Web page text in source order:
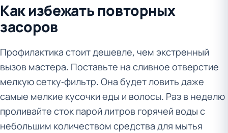
Как избежать повторных
засоров
Профилактика стоит дешевле, чем экстренный
вызов мастера. Поставьте на сливное отверстие
мелкую сетку-фильтр. Она будет ловить даже
самые мелкие кусочки еды и волосы. Раз в неделю
проливайте сток парой литров горячей воды с
небольшим количеством средства для мытья